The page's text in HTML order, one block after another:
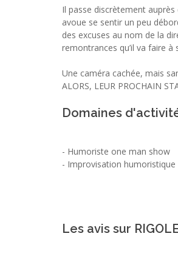
Il passe discrètement
avoue se sentir un peu
des excuses au nom de la
remontrances qu’il va faire
Une caméra cachée, mais
ALORS, LEUR PROCHAIN
Domaines
- Humoriste one man show
- Improvisation humoristique
Les avis sur